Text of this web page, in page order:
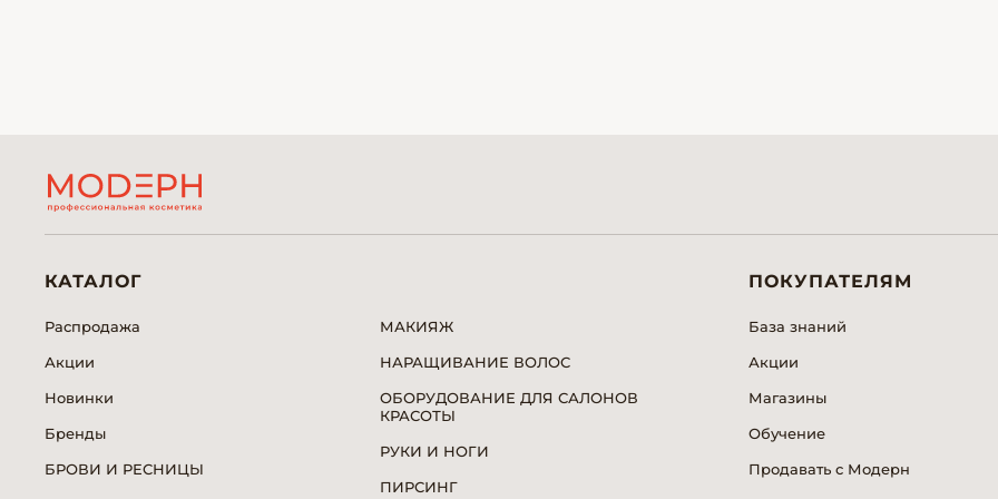
КАТАЛОГ
Распродажа
Акции
Новинки
Бренды
БРОВИ И РЕСНИЦЫ
МАКИЯЖ
НАРАЩИВАНИЕ ВОЛОС
ОБОРУДОВАНИЕ ДЛЯ САЛОНОВ
КРАСОТЫ
РУКИ И НОГИ
ПИРСИНГ
ПОКУПАТЕЛЯМ
База знаний
Акции
Магазины
Обучение
Продавать с Модерн